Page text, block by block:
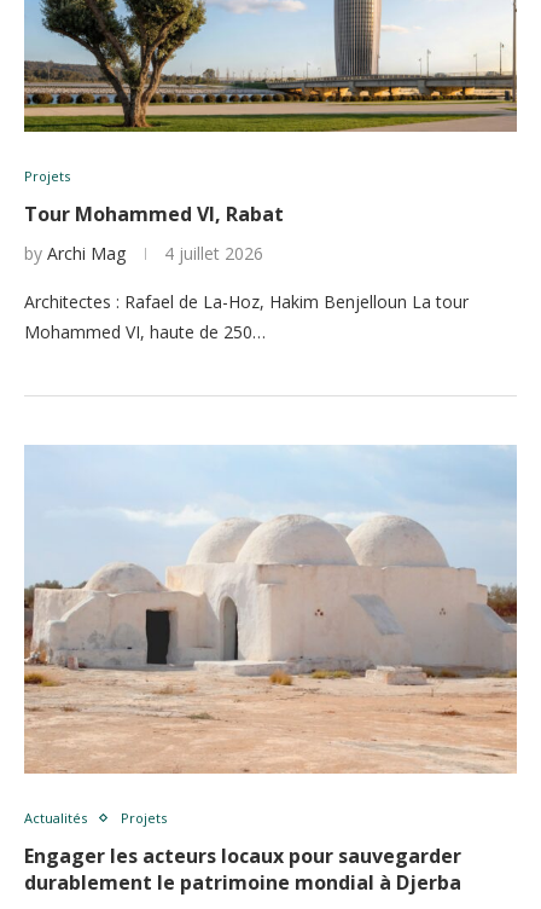
Projets
Tour Mohammed VI, Rabat
by Archi Mag 4 juillet 2026
Architectes : Rafael de La-Hoz, Hakim Benjelloun La tour
Mohammed VI, haute de 250…
Actualités Projets
Engager les acteurs locaux pour sauvegarder
durablement le patrimoine mondial à Djerba